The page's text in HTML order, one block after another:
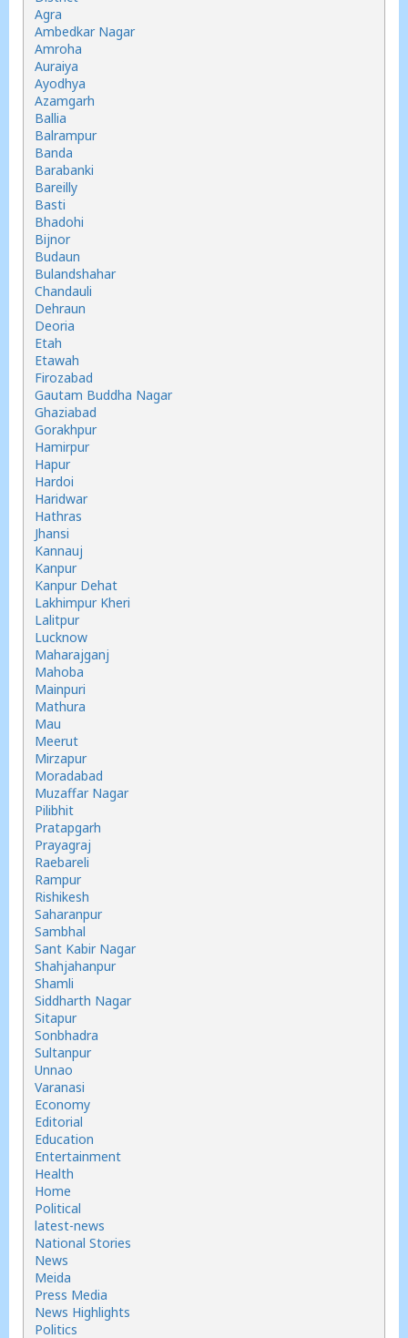
Agra
Ambedkar Nagar
Amroha
Auraiya
Ayodhya
Azamgarh
Ballia
Balrampur
Banda
Barabanki
Bareilly
Basti
Bhadohi
Bijnor
Budaun
Bulandshahar
Chandauli
Dehraun
Deoria
Etah
Etawah
Firozabad
Gautam Buddha Nagar
Ghaziabad
Gorakhpur
Hamirpur
Hapur
Hardoi
Haridwar
Hathras
Jhansi
Kannauj
Kanpur
Kanpur Dehat
Lakhimpur Kheri
Lalitpur
Lucknow
Maharajganj
Mahoba
Mainpuri
Mathura
Mau
Meerut
Mirzapur
Moradabad
Muzaffar Nagar
Pilibhit
Pratapgarh
Prayagraj
Raebareli
Rampur
Rishikesh
Saharanpur
Sambhal
Sant Kabir Nagar
Shahjahanpur
Shamli
Siddharth Nagar
Sitapur
Sonbhadra
Sultanpur
Unnao
Varanasi
Economy
Editorial
Education
Entertainment
Health
Home
Political
latest-news
National Stories
News
Meida
Press Media
News Highlights
Politics